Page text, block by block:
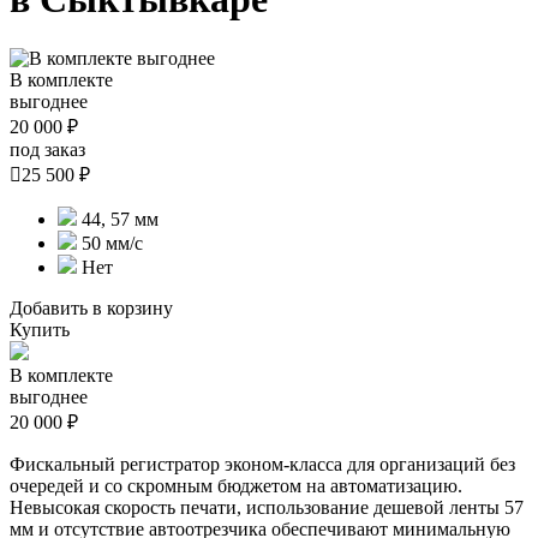
В комплекте
выгоднее
20 000 ₽
под заказ
25 500 ₽
44, 57 мм
50 мм/с
Нет
Добавить в корзину
Купить
В комплекте
выгоднее
20 000 ₽
Фискальный регистратор эконом-класса для организаций без
очередей и со скромным бюджетом на автоматизацию.
Невысокая скорость печати, использование дешевой ленты 57
мм и отсутствие автоотрезчика обеспечивают минимальную